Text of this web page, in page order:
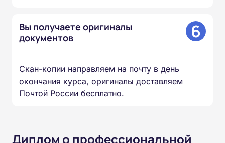
Вы получаете оригиналы
документов
6
Скан-копии направляем на почту в день
окончания курса, оригиналы доставляем
Почтой России бесплатно.
Диплом о профессиональной